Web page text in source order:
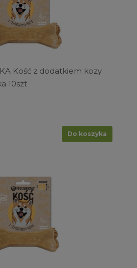
Kość z dodatkiem kozy
10szt
Do koszyka